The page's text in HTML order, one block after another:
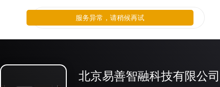
北京易善智融科技有限公司
服务异常，请稍候再试